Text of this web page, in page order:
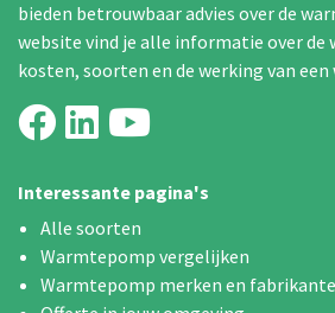
bieden betrouwbaar advies over de
website vind je alle informatie over de
kosten, soorten en de werking van
Interessante pagina's
Alle soorten
Warmtepomp vergelijken
Warmtepomp merken en